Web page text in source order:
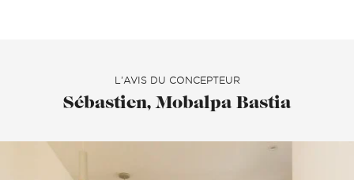
L'AVIS DU CONCEPTEUR
Sébastien, Mobalpa Bastia